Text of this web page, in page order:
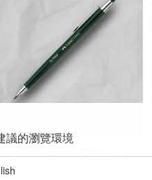
Castell 2.0mm #9500 シャー
シル - ショートタイプ (正規
議的瀏覽環境